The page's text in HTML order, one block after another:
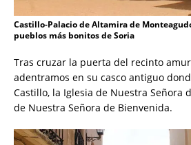
Castillo-Palacio de Altamira de
pueblos más bonitos de Soria
Tras cruzar la puerta del recinto
adentramos en su casco antiguo
Castillo, la Iglesia de Nuestra Señora
de Nuestra Señora de Bienvenida.